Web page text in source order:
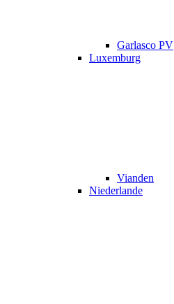
Garlasco PV
Luxemburg
Vianden
Niederlande